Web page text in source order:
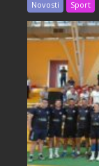
Novosti Sport